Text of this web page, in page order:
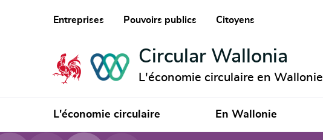
Entreprises Pouvoirs publics Citoyens
Circular Wallonia
L'économie circulaire en Wallonie
L'économie circulaire En Wallonie